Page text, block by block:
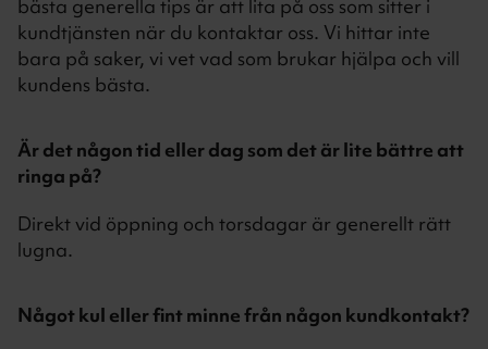
bästa generella tips är att lita på oss som sitter i
kundtjänsten när du kontaktar oss. Vi hittar inte
bara på saker, vi vet vad som brukar hjälpa och vill
kundens bästa.
Är det någon tid eller dag som det är lite bättre att
ringa på?
Direkt vid öppning och torsdagar är generellt rätt
lugna.
Något kul eller fint minne från någon kundkontakt?